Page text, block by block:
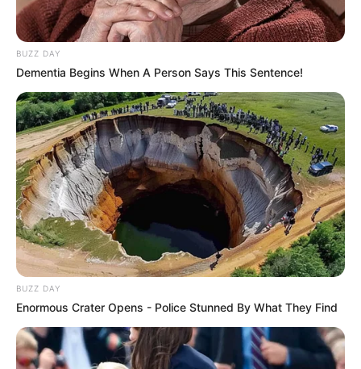
BUZZ DAY
Dementia Begins When A Person Says This Sentence!
BUZZ DAY
Enormous Crater Opens - Police Stunned By What They Find